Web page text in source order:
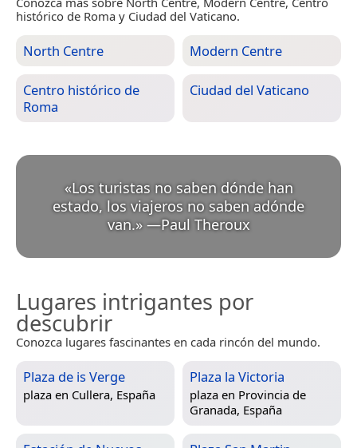
histórico de Roma y Ciudad del Vaticano.
North Centre Modern Centre
Centro histórico de
Roma
Ciudad del Vaticano
«Los turistas no saben dónde han
estado, los viajeros no saben adónde
van.» —Paul Theroux
Lugares intrigantes por
descubrir
Conozca lugares fascinantes en cada rincón del mundo.
Plaza de is Verge
plaza en Cullera, España
Plaza la Victoria
plaza en Provincia de
Granada, España